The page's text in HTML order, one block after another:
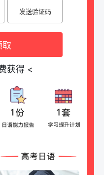
发送验证码
取
获得 <